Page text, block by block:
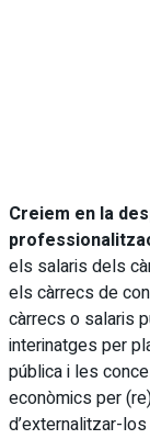
Creiem en la
els salaris dels
els càrrecs de
càrrecs o salaris
interinatges per
pública i les
econòmics per
d’externalitzar-